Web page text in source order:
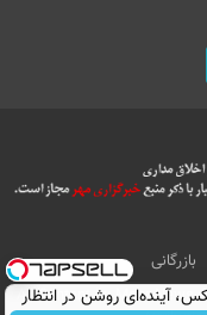
بازرگانی
All Content by Mehr News
آینده‌ای روشن در انتظار